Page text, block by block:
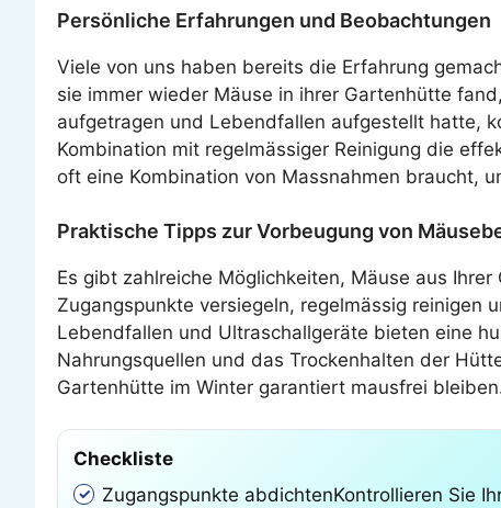
Persönliche Erfahrungen und Beobachtungen
Viele von uns haben bereits die Erfahrung
sie immer wieder Mäuse in ihrer Gartenhütte
aufgetragen und Lebendfallen aufgestellt hatte,
Kombination mit regelmässiger Reinigung die
oft eine Kombination von Massnahmen braucht,
Praktische Tipps zur Vorbeugung von
Es gibt zahlreiche Möglichkeiten, Mäuse aus
Zugangspunkte versiegeln, regelmässig reinigen
Lebendfallen und Ultraschallgeräte bieten eine
Nahrungsquellen und das Trockenhalten der
Gartenhütte im Winter garantiert mausfrei
Checkliste
Zugangspunkte abdichtenKontrollieren Sie